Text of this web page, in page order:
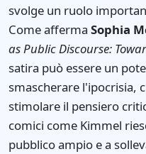
svolge un ruolo
Come afferma Sophia
as Public Discourse:
satira può essere un
smascherare l'ipocrisia,
stimolare il pensiero
comici come Kimmel
pubblico ampio e a